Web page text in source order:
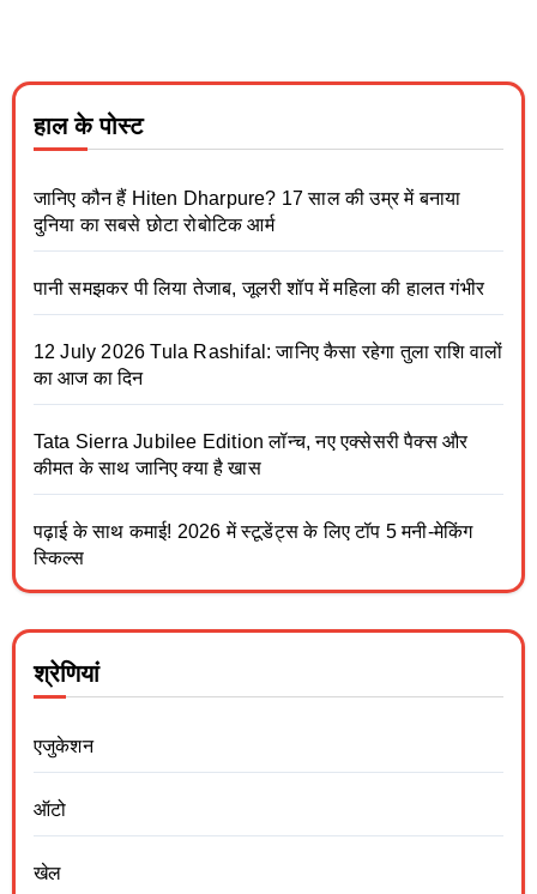
हाल के पोस्ट
जानिए कौन हैं Hiten Dharpure? 17 साल की उम्र में बनाया
दुनिया का सबसे छोटा रोबोटिक आर्म
पानी समझकर पी लिया तेजाब, जूलरी शॉप में महिला की हालत गंभीर
12 July 2026 Tula Rashifal: जानिए कैसा रहेगा तुला राशि वालों
का आज का दिन
Tata Sierra Jubilee Edition लॉन्च, नए एक्सेसरी पैक्स और
कीमत के साथ जानिए क्या है खास
पढ़ाई के साथ कमाई! 2026 में स्टूडेंट्स के लिए टॉप 5 मनी-मेकिंग
स्किल्स
श्रेणियां
एजुकेशन
ऑटो
खेल